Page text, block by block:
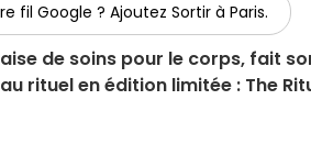
fil Google ? Ajoutez Sortir à Paris.
de soins pour le corps, fait
rituel en édition limitée : The